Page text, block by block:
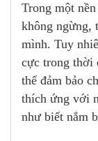
Trong một
không ngừng,
mình. Tuy
cực trong thời
thể đảm bảo
thích ứng với
như biết nắm